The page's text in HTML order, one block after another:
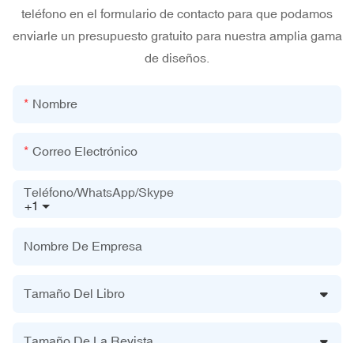
teléfono en el formulario de contacto para que podamos
enviarle un presupuesto gratuito para nuestra amplia gama
de diseños.
Nombre
Correo Electrónico
+1
Teléfono/WhatsApp/Skype
Nombre De Empresa
Tamaño Del Libro